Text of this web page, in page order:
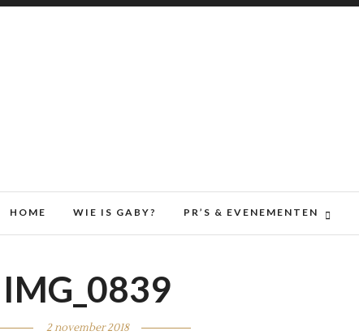
HOME WIE IS GABY? PR’S & EVENEMENTEN
IMG_0839
2 november 2018